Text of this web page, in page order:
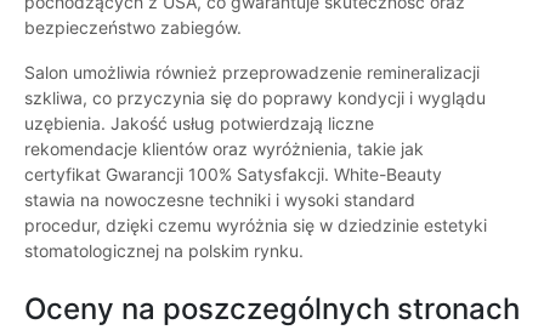
bezpieczeństwo zabiegów.
Salon umożliwia również przeprowadzenie remineralizacji
szkliwa, co przyczynia się do poprawy kondycji i wyglądu
uzębienia. Jakość usług potwierdzają liczne
rekomendacje klientów oraz wyróżnienia, takie jak
certyfikat Gwarancji 100% Satysfakcji. White-Beauty
stawia na nowoczesne techniki i wysoki standard
procedur, dzięki czemu wyróżnia się w dziedzinie estetyki
stomatologicznej na polskim rynku.
Oceny na poszczególnych stronach